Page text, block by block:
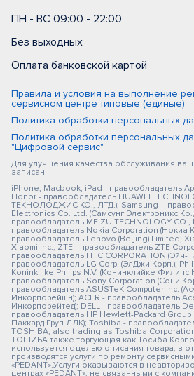
ПН - ВС 09:00 - 22:00
Без выходных
Оплата банковской картой
Правила и условия на выполнение
сервисном центре типовые (единые)
Политика обработки персональных
Политика обработки персональных
"Цифровой сервис"
Для улучшения качества обслуживания
записан
iPhone, Macbook, iPad - правообладатель
Honor - правообладатель HUAWEI
ТЕКНОЛОДЖИС КО., ЛТД.); Samsung –
Electronics Co. Ltd. (Самсунг Электроникс
правообладатель MEIZU TECHNOLOGY CO.,
правообладатель Nokia Corporation (Нокиа
правообладатель Lenovo (Beijing) Limited;
Xiaomi Inc.; ZTE - правообладатель ZTE
правообладатель HTC CORPORATION
правообладатель LG Corp. (ЭлДжи Корп.);
Koninklijke Philips N.V. (Конинклийке Филипс
правообладатель Sony Corporation (Сони
правообладатель ASUSTeK Computer Inc.
Инкорпорейшн); ACER - правообладатель
Инкорпорейтед); DELL - правообладатель
правообладатель HP Hewlett-Packard Group
Паккард Груп ЛЛК); Toshiba -
TOSHIBA, also trading as Toshiba
ТОШИБА также торгующая как Тосиба
используется с целью описания товара, в
производятся услуги по ремонту
«PEDANT».Услуги оказываются в
центрах «PEDANT», не связанными с